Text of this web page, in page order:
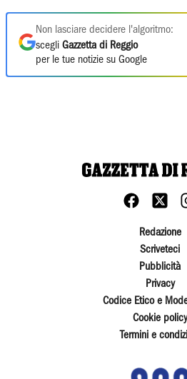
Non lasciare decidere l'algoritmo:
scegli Gazzetta di Reggio
per le tue notizie su Google
Redazione
Scriveteci
Pubblicità
Privacy
Codice Etico e
Cookie policy
Termini e